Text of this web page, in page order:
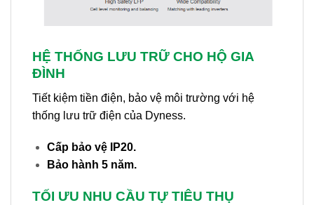
HỆ THỐNG LƯU TRỮ CHO HỘ GIA
ĐÌNH
Tiết kiệm tiền điện, bảo vệ môi trường với hệ
thống lưu trữ điện của Dyness.
Cấp bảo vệ IP20.
Bảo hành 5 năm.
TỐI ƯU NHU CẦU TỰ TIÊU THỤ